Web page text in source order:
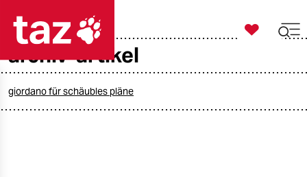
taz zahl ich

taz zahl ich
archiv-artikel
giordano für schäubles pläne